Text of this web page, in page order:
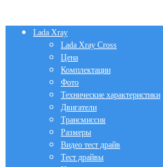
Lada Xray
Lada Xray Cross
Цена
Комплектации
Фото
Технические характеристики
Двигатели
Трансмиссия
Размеры
Видео тест драйв
Тест драйвы